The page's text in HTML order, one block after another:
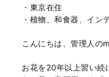
・東京在住
・植物、和食器、イン
こんにちは、管理人の
お花を20年以上習い続